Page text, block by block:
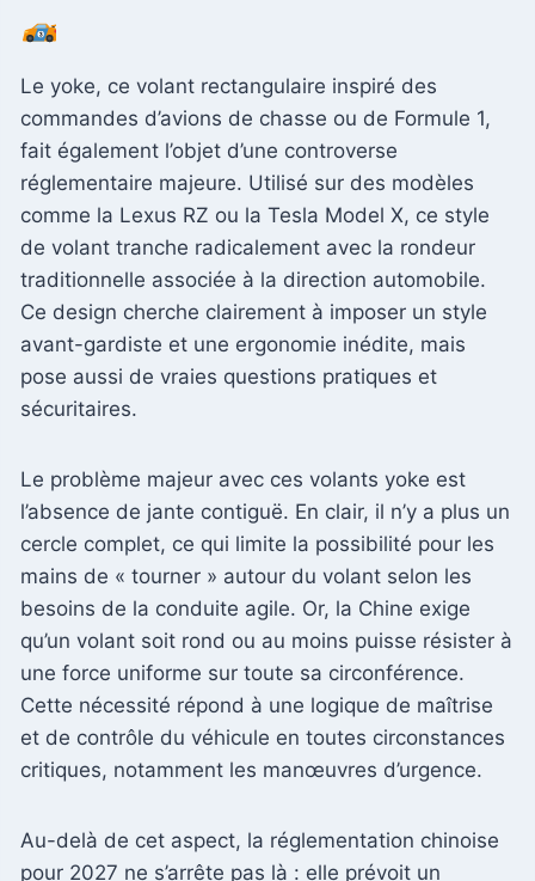
Le yoke, ce volant rectangulaire inspiré des
commandes d’avions de chasse ou de Formule 1,
fait également l’objet d’une controverse
réglementaire majeure. Utilisé sur des modèles
comme la Lexus RZ ou la Tesla Model X, ce style
de volant tranche radicalement avec la rondeur
traditionnelle associée à la direction automobile.
Ce design cherche clairement à imposer un style
avant-gardiste et une ergonomie inédite, mais
pose aussi de vraies questions pratiques et
sécuritaires.
Le problème majeur avec ces volants yoke est
l’absence de jante contiguë. En clair, il n’y a plus un
cercle complet, ce qui limite la possibilité pour les
mains de « tourner » autour du volant selon les
besoins de la conduite agile. Or, la Chine exige
qu’un volant soit rond ou au moins puisse résister à
une force uniforme sur toute sa circonférence.
Cette nécessité répond à une logique de maîtrise
et de contrôle du véhicule en toutes circonstances
critiques, notamment les manœuvres d’urgence.
Au-delà de cet aspect, la réglementation chinoise
pour 2027 ne s’arrête pas là : elle prévoit un